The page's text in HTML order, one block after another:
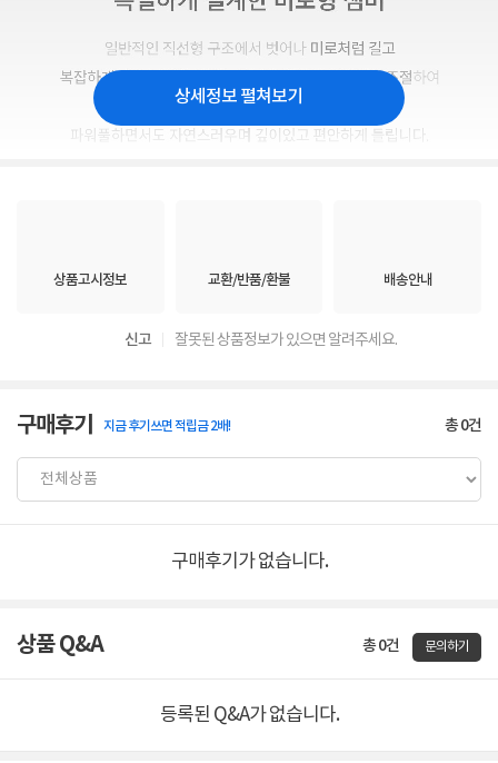
상세정보 펼쳐보기
상품고시정보 교환/반품/환불 배송안내
신고 잘못된 상품정보가 있으면 알려주세요.
구매후기 지금 후기쓰면 적립금 2배! 총0건
구매후기가 없습니다.
상품 Q&A 총 0건 문의하기
등록된 Q&A가 없습니다.